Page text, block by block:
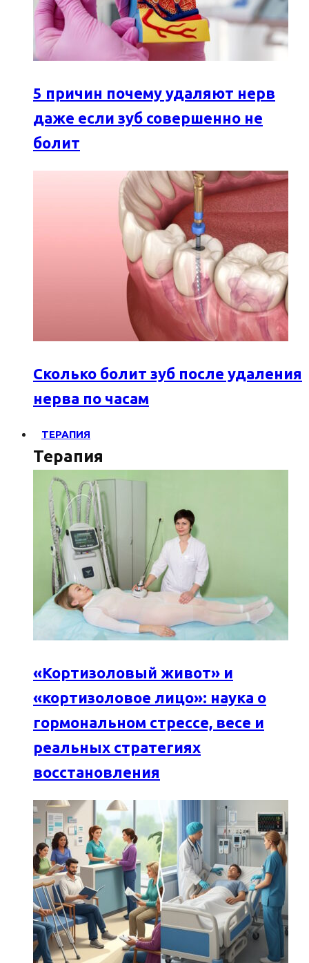
5 причин почему удаляют нерв
даже если зуб совершенно не
болит
Сколько болит зуб после удаления
нерва по часам
ТЕРАПИЯ
Терапия
«Кортизоловый живот» и
«кортизоловое лицо»: наука о
гормональном стрессе, весе и
реальных стратегиях
восстановления